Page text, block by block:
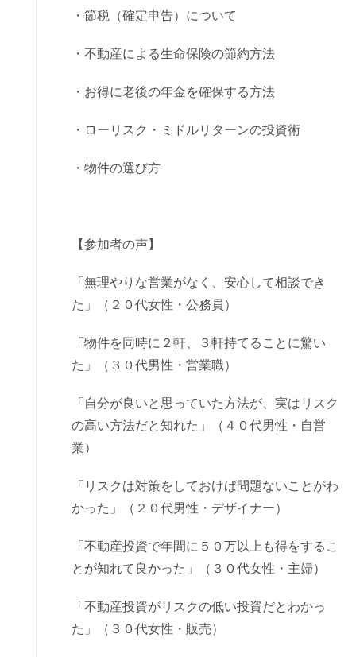
・節税（確定申告）について
・不動産による生命保険の節約方法
・お得に老後の年金を確保する方法
・ローリスク・ミドルリターンの投資術
・物件の選び方
【参加者の声】
「無理やりな営業がなく、安心して相談でき
た」（２０代女性・公務員）
「物件を同時に２軒、３軒持てることに驚い
た」（３０代男性・営業職）
「自分が良いと思っていた方法が、実はリスク
の高い方法だと知れた」（４０代男性・自営
業）
「リスクは対策をしておけば問題ないことがわ
かった」（２０代男性・デザイナー）
「不動産投資で年間に５０万以上も得をするこ
とが知れて良かった」（３０代女性・主婦）
「不動産投資がリスクの低い投資だとわかっ
た」（３０代女性・販売）